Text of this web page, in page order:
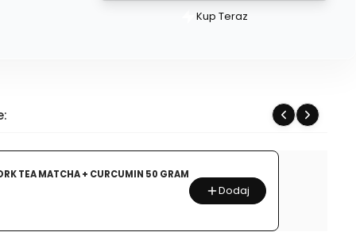
Szybki
60
KAPSUŁEK
Kup Teraz
TEA MATCHA + CURCUMIN 50 GRAM
Dodaj